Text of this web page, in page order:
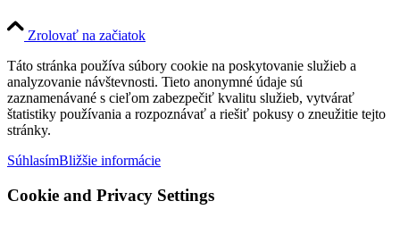
Zrolovať na začiatok
Táto stránka používa súbory cookie na poskytovanie služieb a
analyzovanie návštevnosti. Tieto anonymné údaje sú
zaznamenávané s cieľom zabezpečiť kvalitu služieb, vytvárať
štatistiky používania a rozpoznávať a riešiť pokusy o zneužitie tejto
stránky.
SúhlasímBližšie informácie
Cookie and Privacy Settings